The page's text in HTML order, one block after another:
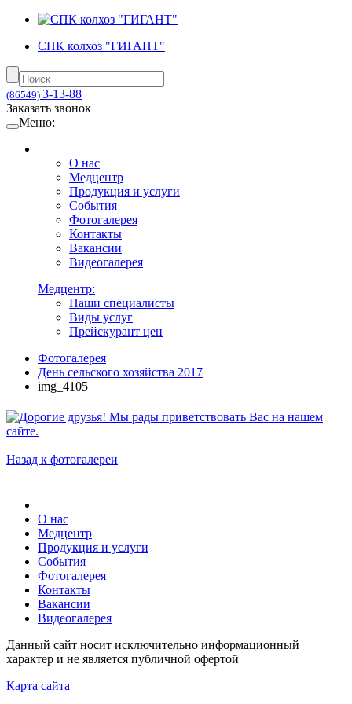
СПК колхоз "ГИГАНТ"
(86549) 3-13-88
Заказать звонок
Меню:
О нас
Медцентр
Продукция и услуги
События
Фотогалерея
Контакты
Вакансии
Видеогалерея
Медцентр:
Наши специалисты
Виды услуг
Прейскурант цен
Фотогалерея
День сельского хозяйства 2017
img_4105
Назад к фотогалереи
О нас
Медцентр
Продукция и услуги
События
Фотогалерея
Контакты
Вакансии
Видеогалерея
Данный сайт носит исключительно информационный
характер и не является публичной офертой
Карта сайта